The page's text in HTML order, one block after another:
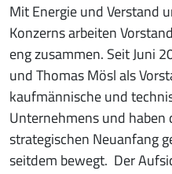
Mit Energie und Verstand
Konzerns arbeiten
eng zusammen. Seit Juni
und Thomas Mösl als
kaufmännische und
Unternehmens und haben
strategischen Neuanfang
seitdem bewegt. Der